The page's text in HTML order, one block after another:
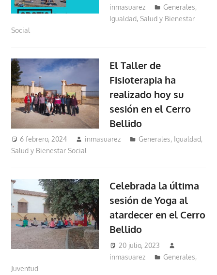
inmasuarez
Generales,
Igualdad, Salud y Bienestar
Social
El Taller de
Fisioterapia ha
realizado hoy su
sesión en el Cerro
Bellido
6 febrero, 2024 inmasuarez Generales, Igualdad,
Salud y Bienestar Social
Celebrada la última
sesión de Yoga al
atardecer en el Cerro
Bellido
20 julio, 2023
inmasuarez
Generales,
Juventud